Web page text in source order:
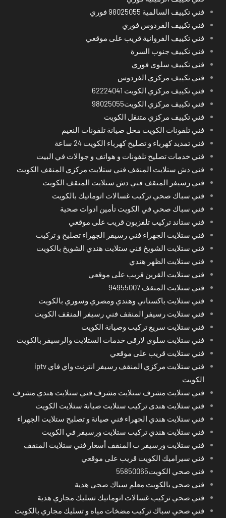
فني تكييف السالمية 98025055 فوري
فني تكييف الفردوس فوري
فني تكييف الفروانية قريب على موقعي
فني تكييف جنوب السرة
فني تكييف سلوى فوري
فني تكييف مركزي الفردوس
فني تكييف مركزي الكويت 62224041
فني تكييف مركزي الكويت98025055
فني تكييف مركزي متنقل الكويت
فني تلفونات الكويت محل صيانة تلفونات النعيم
فني تمديد كهرباء و تصليح كهرباء الكويت 24 ساعة
فني خدمات تصليح تلفونات و هواتف و جوالات في البيت
فني دش ستلايت المنقف فني ستلايت مركزي المنقف الكويت
فني رسيفر المنقف فني دش ستلايت المنقف الكويت
فني سباك صحي تركيب غسالات اتوماتيك بالكويت
فني سباك صحي في الكويت تأمين ادوات صحية
فني ستاند تركيب تلفزيون قريب على موقعي
فني ستلايت الجهراء فني رسيفر الجهراء تصليح و تركيب
فني ستلايت الشويخ فني ستلايت هندي الشويخ بالكويت
فني ستلايت الظهر هندي
فني ستلايت القرين قريب على موقعي
فني ستلايت المنقف 94955007
فني ستلايت باكستاني وهندي ومصري وسوري بالكويت
فني ستلايت رسيفر المنقف فني رسيفر المنقف الكويت
فني ستلايت سريع تركيب وصيانة الكويت
فني ستلايت سلوى لارقى خدمات الستلايت والرسيفر بالكويت
فني ستلايت قريب على موقعي
فني ستلايت مركزي المنقف رسيفر انترنت واي فاي iptv
الكويت
فني ستلايت مشرف ستلايت مشرف فني ستلايت هندي مشرف
فني ستلايت هندى تركيب ستلايت صيانة ستلايت الكويت
فني ستلايت هندي الجهراء فني صيانة و تصليح ستلايت الجهراء
فني ستلايت هندي تركيب ستلايت ورسيفر في الكويت
فني ستلايت ورسيفر ب المنقف أسعار فني ستلايت المنقف
فني سيراميك الكويت قريب على موقعي
فني صحي الكويت55850065
فني صحي بالكويت معلم سباك صحي هدية
فني صحي تركيب غسالات اتوماتيك تسليك مجاري هدية
فني صحي سباك تركيب مضخات مياه و تسليك مجاري بالكويت